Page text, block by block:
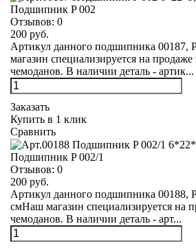
Подшипник P 002
Отзывов: 0
200 руб.
Артикул данного подшипника 00187,
магазин специализируется на продаже
чемоданов. В наличии деталь - артик...
Заказать
Купить в 1 клик
Сравнить
Подшипник P 002/1
Отзывов: 0
200 руб.
Артикул данного подшипника 00188,
смНаш магазин специализируется на
чемоданов. В наличии деталь - арт...